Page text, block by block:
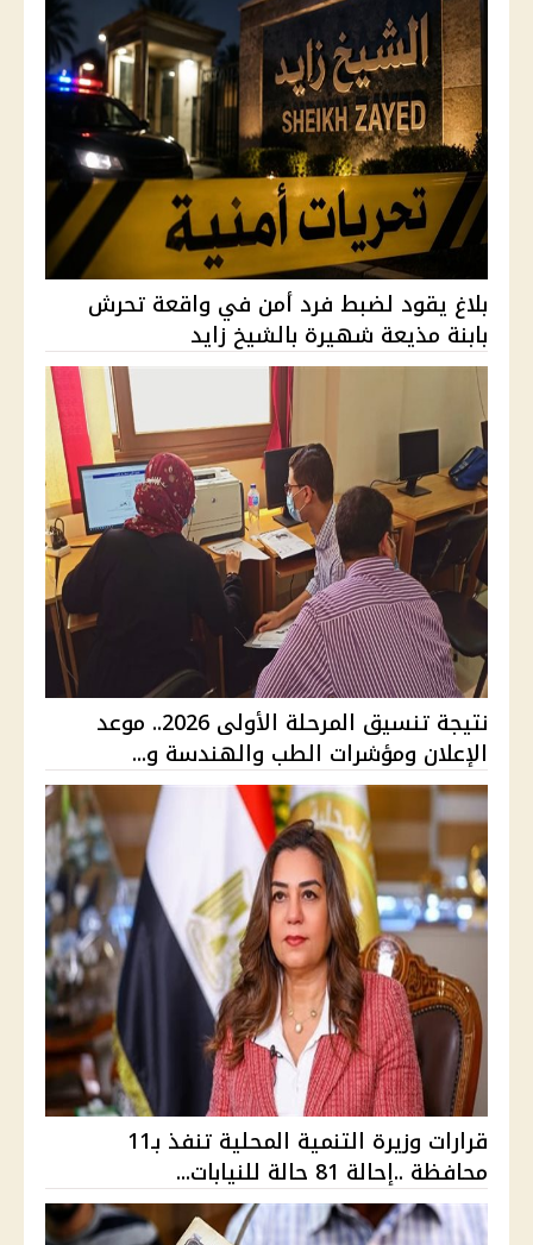
بلاغ يقود لضبط فرد أمن في واقعة تحرش
بابنة مذيعة شهيرة بالشيخ زايد
نتيجة تنسيق المرحلة الأولى 2026.. موعد
الإعلان ومؤشرات الطب والهندسة و...
قرارات وزيرة التنمية المحلية تنفذ بـ11
محافظة ..إحالة 81 حالة للنيابات...